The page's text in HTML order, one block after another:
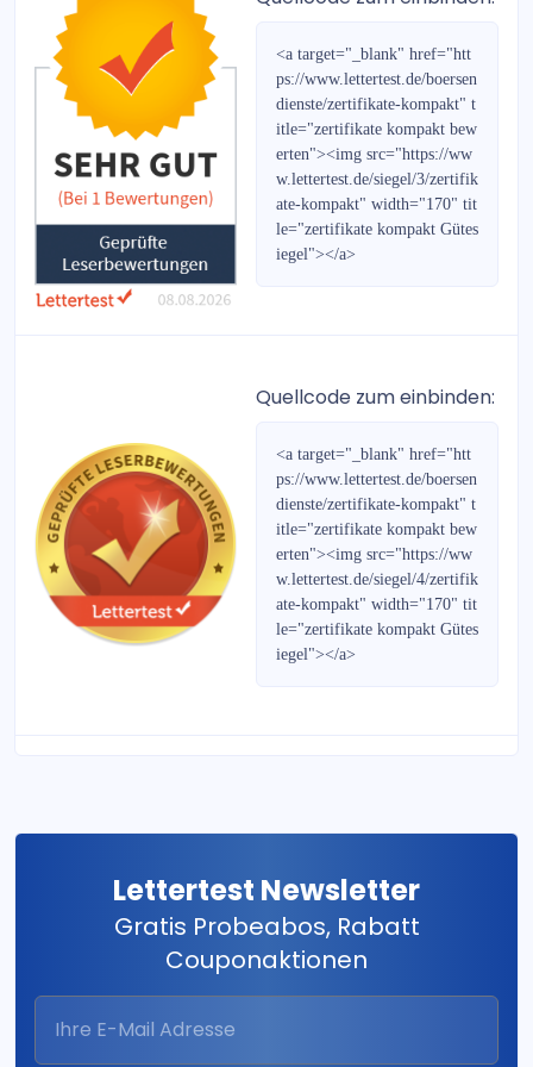
Gold- & Rohstoff-Report
Forex-Report
Bernecker Wegweiser 2022
DividendenKönige
Der Privatinvestor Jahresspezialausgabe 2019/2020
Der Privatinvestor Jahresspezialausgabe 2020/2021
Der Privatinvestor Jahresspezialausgabe 2021/2022
Bernecker Wegweiser 2018
Strategie-Report
Bernecker Wegweiser 2021
Aktien-Monitor
RohstoffJournal DERIVATE
<a target="_blank" href="htt
ps://www.lettertest.de/boersen
dienste/zertifikate-kompakt" t
itle="zertifikate kompakt bew
erten"><img src="https://ww
w.lettertest.de/siegel/3/zertifik
ate-kompakt" width="170" tit
le="zertifikate kompakt Gütes
iegel"></a>
Quellcode zum einbinden:
<a target="_blank" href="htt
ps://www.lettertest.de/boersen
dienste/zertifikate-kompakt" t
itle="zertifikate kompakt bew
erten"><img src="https://ww
w.lettertest.de/siegel/4/zertifik
ate-kompakt" width="170" tit
le="zertifikate kompakt Gütes
iegel"></a>
Lettertest Newsletter
Gratis Probeabos, Rabatt
Couponaktionen